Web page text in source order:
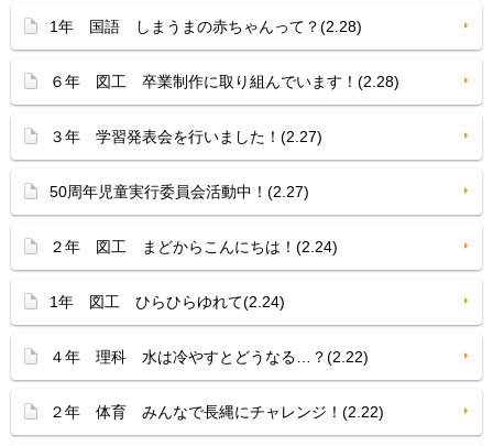
1年 国語 しまうまの赤ちゃんって？(2.28)
６年 図工 卒業制作に取り組んでいます！(2.28)
３年 学習発表会を行いました！(2.27)
50周年児童実行委員会活動中！(2.27)
２年 図工 まどからこんにちは！(2.24)
1年 図工 ひらひらゆれて(2.24)
４年 理科 水は冷やすとどうなる…？(2.22)
２年 体育 みんなで長縄にチャレンジ！(2.22)